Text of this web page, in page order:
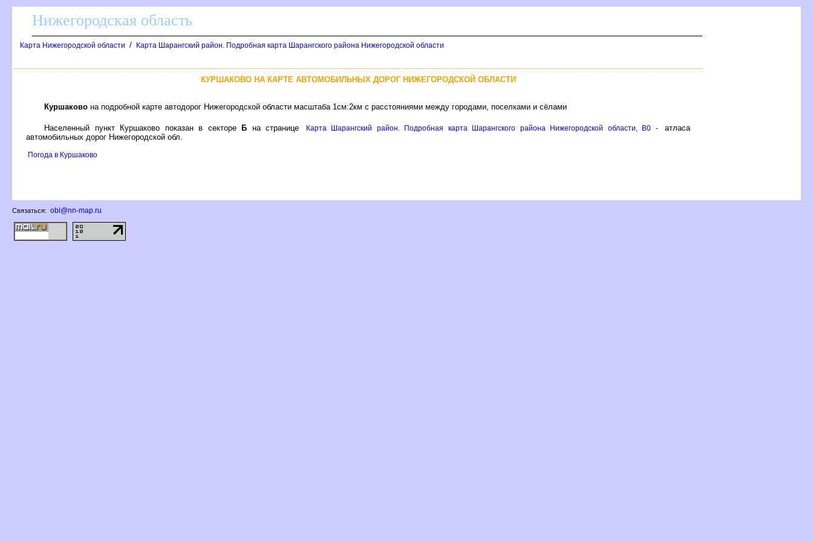
Нижегородская область
Карта Нижегородской области / Карта Шарангский район. Подробная карта Шарангского района Нижегородской области
КУРШАКОВО НА КАРТЕ АВТОМОБИЛЬНЫХ ДОРОГ НИЖЕГОРОДСКОЙ ОБЛАСТИ
Куршаково на подробной карте автодорог Нижегородской области масштаба 1см:2км с расстояниями между городами, поселками и сёлами
Населенный пункт Куршаково показан в секторе Б на странице Карта Шарангский район. Подробная карта Шарангского района Нижегородской области, B0 -
атласа
автомобильных дорог Нижегородской обл.
Погода в Куршаково
Связаться: obl@nn-map.ru